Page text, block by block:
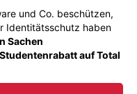
und Co. beschützen,
Identitätsschutz haben
Sachen
auf Total